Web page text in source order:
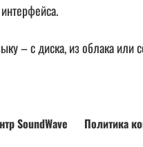
– с диска, из облака
SoundWave Политика